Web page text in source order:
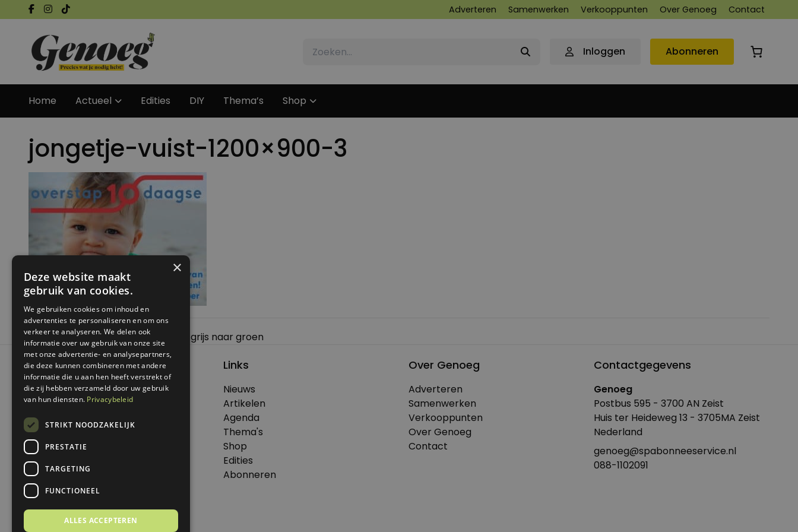
Adverteren Samenwerken Verkooppunten Over Genoeg Contact
Inloggen Abonneren
Home Actueel Edities DIY Thema’s Shop
jongetje-vuist-1200×900-3
Bericht
navigatie
Previous:Meteen doen: switch van grijs naar groen
© 2026 Genoeg .
Alle rechten voorbehouden.
Dit is een uitgave van Virtùmedia
Links
Nieuws
Artikelen
Agenda
Thema's
Shop
Edities
Abonneren
Over Genoeg
Adverteren
Samenwerken
Verkooppunten
Over Genoeg
Contact
Contactgegevens
Genoeg
Postbus 595 - 3700 AN Zeist
Huis ter Heideweg 13 - 3705MA Zeist
Nederland
genoeg@spabonneeservice.nl
088-1102091
×
Deze website maakt
gebruik van cookies.
We gebruiken cookies om inhoud en
advertenties te personaliseren en om ons
verkeer te analyseren. We delen ook
informatie over uw gebruik van onze site
met onze advertentie- en analysepartners,
die deze kunnen combineren met andere
informatie die u aan hen heeft verstrekt of
die zij hebben verzameld door uw gebruik
van hun diensten. Privacybeleid
STRIKT NOODZAKELIJK
PRESTATIE
TARGETING
FUNCTIONEEL
ALLES ACCEPTEREN